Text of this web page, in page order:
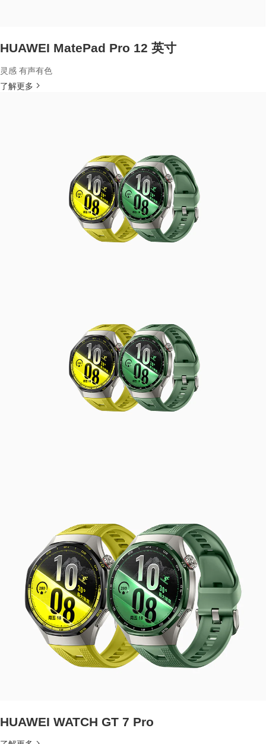
HUAWEI MatePad Pro 12 英寸
灵感 有声有色
了解更多
HUAWEI WATCH GT 7 Pro